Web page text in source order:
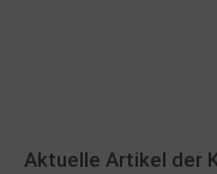
Aktuelle Artikel der